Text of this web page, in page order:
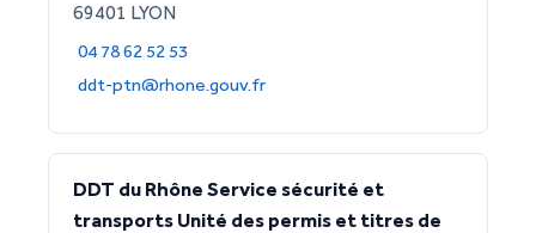
69401 LYON
04 78 62 52 53
ddt-ptn@rhone.gouv.fr
DDT du Rhône Service sécurité et
transports Unité des permis et titres de